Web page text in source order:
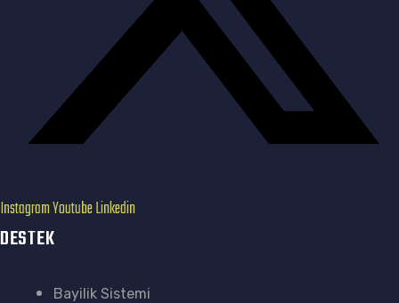
InstagramYoutubeLinkedin
DESTEK
Bayilik Sistemi